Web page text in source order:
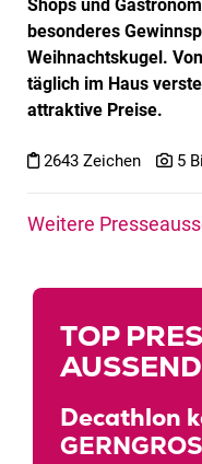
Shops und
besonderes
Weihnachtskugel.
täglich im Haus
attraktive Preise.
2643 Zeichen 5
Weitere
TOP
Decathlon